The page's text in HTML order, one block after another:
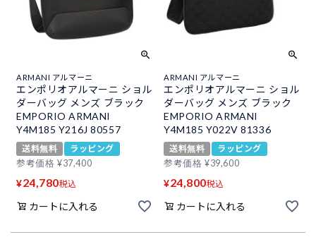
ARMANI アルマーニ
エンポリオアルマーニ ショル
ダーバッグ メンズ ブラック
EMPORIO ARMANI
Y4M185 Y216J 80557
送料無料
ラッピング
参考価格 ¥37,400
¥24,780税込
カートに入れる
ARMANI アルマーニ
エンポリオアルマーニ ショル
ダーバッグ メンズ ブラック
EMPORIO ARMANI
Y4M185 Y022V 81336
送料無料
ラッピング
参考価格 ¥39,600
¥24,800税込
カートに入れる